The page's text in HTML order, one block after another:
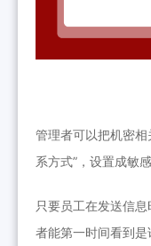
管理者可以把机密相
系方式”，设置成敏感
只要员工在发送信
者能第一时间看到